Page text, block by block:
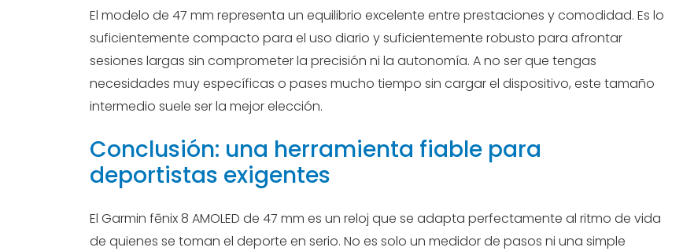
El modelo de 47 mm representa un equilibrio excelente entre prestaciones y comodidad. Es lo
suficientemente compacto para el uso diario y suficientemente robusto para afrontar
sesiones largas sin comprometer la precisión ni la autonomía. A no ser que tengas
necesidades muy específicas o pases mucho tiempo sin cargar el dispositivo, este tamaño
intermedio suele ser la mejor elección.
Conclusión: una herramienta fiable para
deportistas exigentes
El Garmin fēnix 8 AMOLED de 47 mm es un reloj que se adapta perfectamente al ritmo de vida
de quienes se toman el deporte en serio. No es solo un medidor de pasos ni una simple